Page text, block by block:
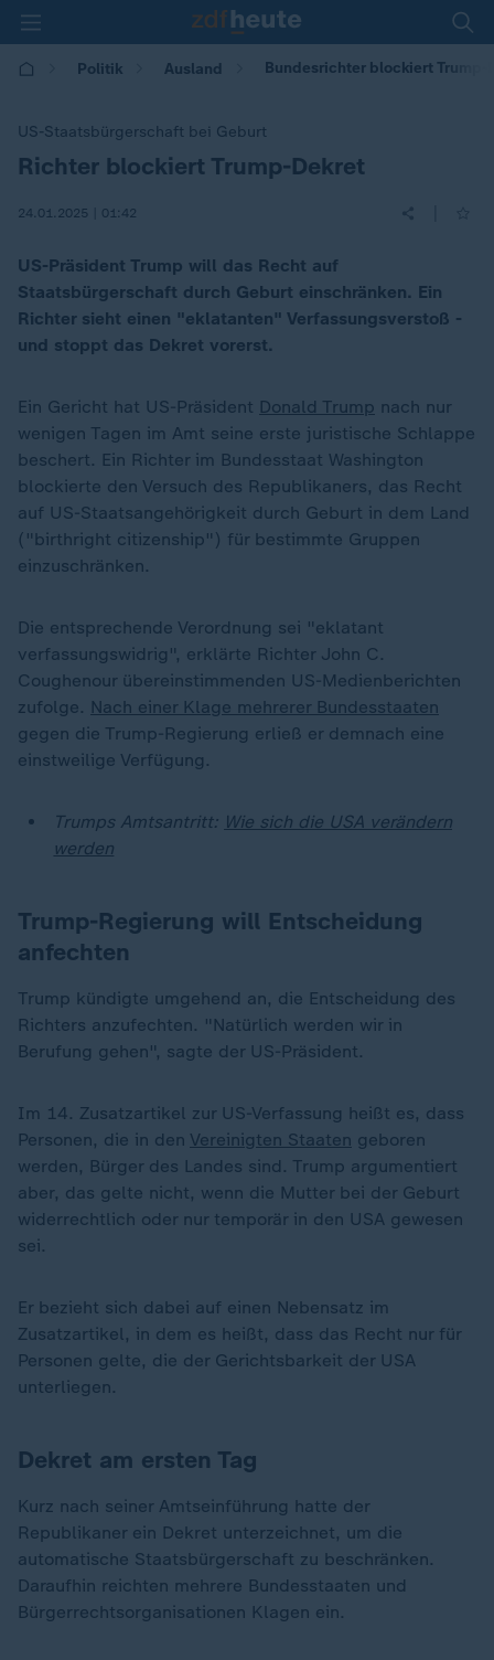
Politik Ausland Bundesrichter blockiert
US-Staatsbürgerschaft bei Geburt
:Richter blockiert Trump-Dekret
24.01.2025 | 01:42
US-Präsident Trump will das Recht auf
Staatsbürgerschaft durch Geburt einschränken. Ein
Richter sieht einen "eklatanten" Verfassungsverstoß -
und stoppt das Dekret vorerst.
Ein Gericht hat US-Präsident Donald Trump nach nur
wenigen Tagen im Amt seine erste juristische Schlappe
beschert. Ein Richter im Bundesstaat Washington
blockierte den Versuch des Republikaners, das Recht
auf US-Staatsangehörigkeit durch Geburt in dem Land
("birthright citizenship") für bestimmte Gruppen
einzuschränken.
Die entsprechende Verordnung sei "eklatant
verfassungswidrig", erklärte Richter John C.
Coughenour übereinstimmenden US-Medienberichten
zufolge. Nach einer Klage mehrerer Bundesstaaten
gegen die Trump-Regierung erließ er demnach eine
einstweilige Verfügung.
Trumps Amtsantritt: Wie sich die USA verändern
werden
Trump-Regierung will Entscheidung
anfechten
Trump kündigte umgehend an, die Entscheidung des
Richters anzufechten. "Natürlich werden wir in
Berufung gehen", sagte der US-Präsident.
Im 14. Zusatzartikel zur US-Verfassung heißt es, dass
Personen, die in den Vereinigten Staaten geboren
werden, Bürger des Landes sind. Trump argumentiert
aber, das gelte nicht, wenn die Mutter bei der Geburt
widerrechtlich oder nur temporär in den USA gewesen
sei.
Er bezieht sich dabei auf einen Nebensatz im
Zusatzartikel, in dem es heißt, dass das Recht nur für
Personen gelte, die der Gerichtsbarkeit der USA
unterliegen.
Dekret am ersten Tag
Kurz nach seiner Amtseinführung hatte der
Republikaner ein Dekret unterzeichnet, um die
automatische Staatsbürgerschaft zu beschränken.
Daraufhin reichten mehrere Bundesstaaten und
Bürgerrechtsorganisationen Klagen ein.